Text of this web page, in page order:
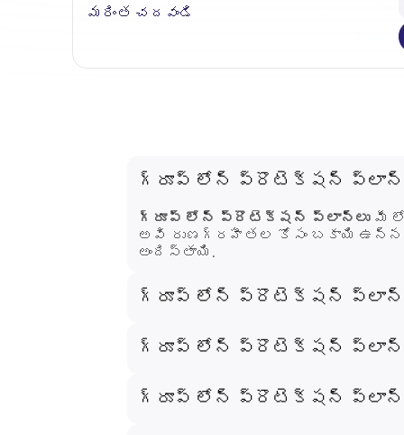
మరింత చదవండి
గ్రూప్ లోన్ ప్రొటెక్షన్
గ్రూప్ లోన్ ప్రొటెక్షన్ ప్లాన్‌లుమీ
అవి రుణగ్రహీతల కోసం బకాయి
అందిస్తాయి.
గ్రూప్ లోన్ ప్రొటెక్షన్
రుణదాతతో రుణాన్ని పరిష్కరిస్తుంది,
గ్రూప్ లోన్ ప్రొటెక్షన్ ప్లాన్‌ల
నమ్మకమైన రుణ చెల్లింపు మరియు
గ్రూప్ లోన్ ప్రొటెక్షన్